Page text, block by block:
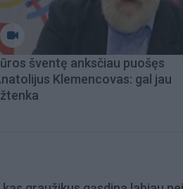
šventę anksčiau puošęs
Klemencovas: gal jau